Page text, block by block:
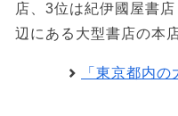
店、3位は紀伊國屋書
辺にある大型書店の本
「東京都内